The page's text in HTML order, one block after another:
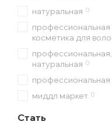
натуральная 0
профессиональная
косметика для
профессиональная,
натуральная 0
профессиональная
миддл маркет 0
Стать